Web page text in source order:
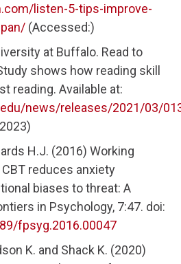
listen-5-tips-improve-
(Accessed:)
at Buffalo. Read to
shows how reading skill
reading. Available at:
news/releases/2021/03/
H.J. (2016) Working
reduces anxiety
biases to threat: A
in Psychology, 7:47. doi:
fpsyg.2016.00047
K. and Shack K. (2020)